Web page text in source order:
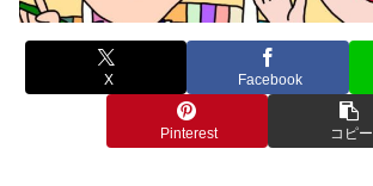
X Facebook
Pinterest コピー